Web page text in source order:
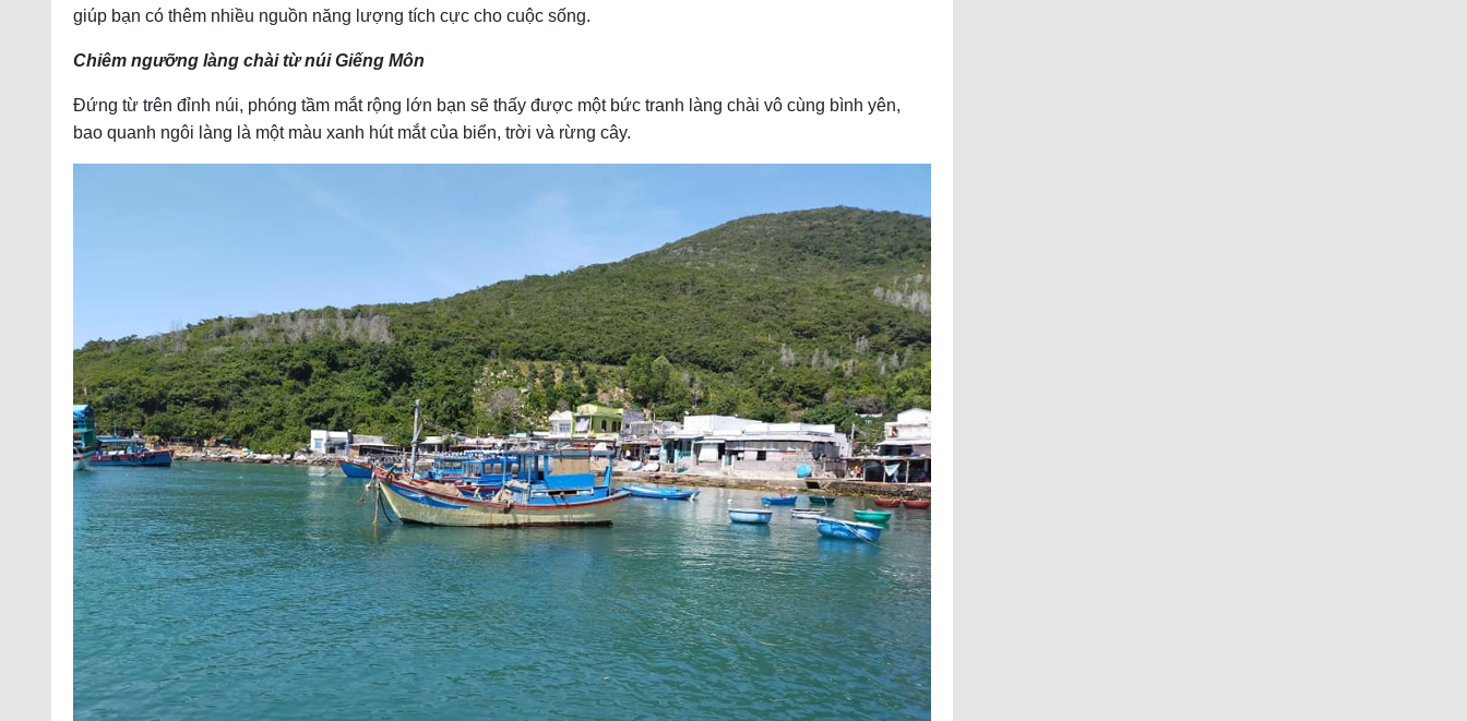
giúp bạn có thêm nhiều nguồn năng lượng tích cực cho cuộc sống.
Chiêm ngưỡng làng chài từ núi Giếng Môn
Đứng từ trên đỉnh núi, phóng tầm mắt rộng lớn bạn sẽ thấy được một bức tranh làng chài vô cùng bình yên,
bao quanh ngôi làng là một màu xanh hút mắt của biển, trời và rừng cây.